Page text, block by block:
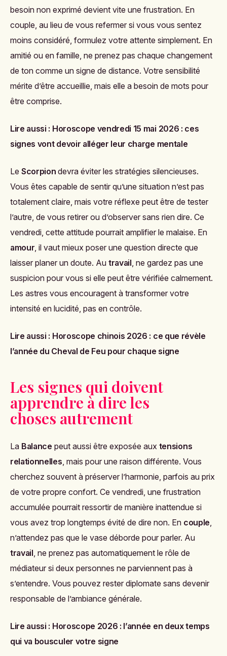
besoin non exprimé devient vite une frustration. En
couple, au lieu de vous refermer si vous vous sentez
moins considéré, formulez votre attente simplement. En
amitié ou en famille, ne prenez pas chaque changement
de ton comme un signe de distance. Votre sensibilité
mérite d’être accueillie, mais elle a besoin de mots pour
être comprise.
Lire aussi : Horoscope vendredi 15 mai 2026 : ces
signes vont devoir alléger leur charge mentale
Le Scorpion devra éviter les stratégies silencieuses.
Vous êtes capable de sentir qu’une situation n’est pas
totalement claire, mais votre réflexe peut être de tester
l’autre, de vous retirer ou d’observer sans rien dire. Ce
vendredi, cette attitude pourrait amplifier le malaise. En
amour , il vaut mieux poser une question directe que
laisser planer un doute. Au travail , ne gardez pas une
suspicion pour vous si elle peut être vérifiée calmement.
Les astres vous encouragent à transformer votre
intensité en lucidité, pas en contrôle.
Lire aussi : Horoscope chinois 2026 : ce que révèle
l’année du Cheval de Feu pour chaque signe
Les signes qui doivent
apprendre à dire les
choses autrement
La Balance peut aussi être exposée aux tensions
relationnelles , mais pour une raison différente. Vous
cherchez souvent à préserver l’harmonie, parfois au prix
de votre propre confort. Ce vendredi, une frustration
accumulée pourrait ressortir de manière inattendue si
vous avez trop longtemps évité de dire non. En couple
n’attendez pas que le vase déborde pour parler. Au
travail , ne prenez pas automatiquement le rôle de
médiateur si deux personnes ne parviennent pas à
s’entendre. Vous pouvez rester diplomate sans devenir
responsable de l’ambiance générale.
Lire aussi : Horoscope 2026 : l’année en deux temps
qui va bousculer votre signe